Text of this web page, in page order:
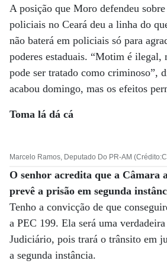
A posição que Moro defendeu
policiais no Ceará deu a linha do
não baterá em policiais só para
poderes estaduais. “Motim é ilegal,
pode ser tratado como criminoso”,
acabou domingo, mas os efeitos
Toma lá dá cá
Marcelo Ramos, Deputado Do PR-AM
O senhor acredita que a Câmara
prevê a prisão em segunda
Tenho a convicção de que
a PEC 199. Ela será uma
Judiciário, pois trará o trânsito em
a segunda instância.